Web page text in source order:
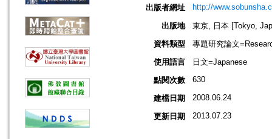
出版者網址
http://
出版地
東京, 日本 [Tokyo,
資料類型
專題研究論文
使用語言
日文=Japanese
點閱次數
630
建檔日期 2008.06.24
更新日期 2013.07.23